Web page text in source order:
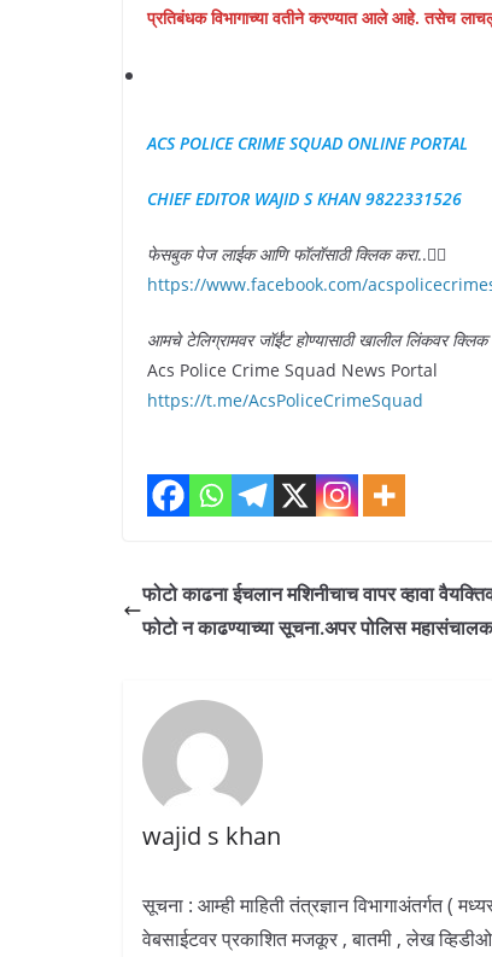
प्रतिबंधक विभागाच्या वतीने करण्यात आले आहे. तसेच
ACS POLICE CRIME SQUAD ONLINE PORTAL
CHIEF EDITOR WAJID S KHAN 9822331526
फेसबुक पेज लाईक आणि फॉलॉसाठी क्लिक करा..👇🏻
https://www.facebook.com/
आमचे टेलिग्रामवर जॉईंट होण्यासाठी खालील लिंकवर क्लिक
Acs Police Crime Squad News Portal
https://t.me/AcsPoliceCrimeSquad
फोटो काढना ईचलान मशिनीचाच वापर व्हावा
फोटो न काढण्याच्या सूचना.अपर पोलिस
wajid s khan
सूचना : आम्ही माहिती तंत्रज्ञान विभागाअंतर्गत (
वेबसाईटवर प्रकाशित मजकूर , बातमी , लेख